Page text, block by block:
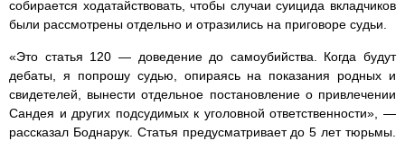
собирается ходатайствовать, чтобы случаи суицида вкладчиков
были рассмотрены отдельно и отразились на приговоре судьи.
«Это статья 120 — доведение до самоубийства. Когда будут
дебаты, я попрошу судью, опираясь на показания родных и
свидетелей, вынести отдельное постановление о привлечении
Сандея и других подсудимых к уголовной ответственности», —
рассказал Боднарук. Статья предусматривает до 5 лет тюрьмы.